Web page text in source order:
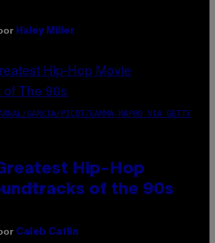
Haley Miller
GARCIA/PICOT/GAMMA-RAPHO VIA GETTY
Hip-Hop
of the 90s
Caleb Catlin